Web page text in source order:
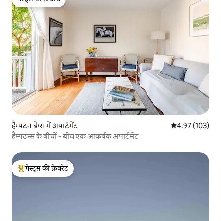
गेस्ट्स की फ़ेवरेट
हैम्पटन बेय्स में अपार्टमेंट औसत रेटिंग 5 में से
4.97 (103)
हैम्पटन्स के बीचों - बीच एक आकर्षक अपार्टमेंट
गेस्ट्स का टॉप फ़ेवरेट
गेस्ट्स की फ़ेवरेट